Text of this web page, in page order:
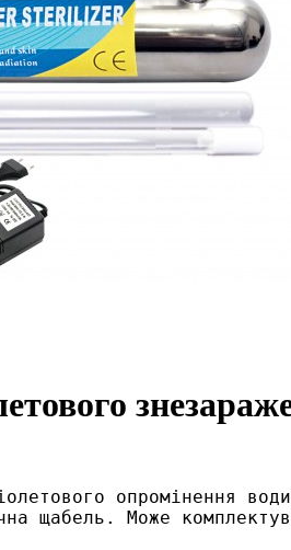
опромінення
щабель. Може